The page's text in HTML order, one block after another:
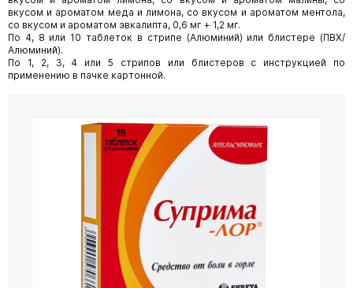
вкусом и ароматом меда и лимона, со вкусом и ароматом ментола,
со вкусом и ароматом эвкалипта, 0,6 мг + 1,2 мг.
По 4, 8 или 10 таблеток в стрипе (Алюминий) или блистере (ПВХ/
Алюминий).
По 1, 2, 3, 4 или 5 стрипов или блистеров с инструкцией по
применению в пачке картонной.